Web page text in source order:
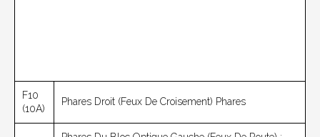
F10
(10A)
Phares Droit (feux De Croisement) Phares